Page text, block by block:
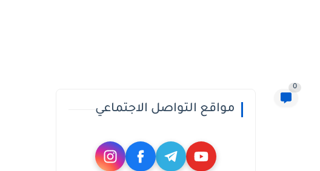
0
مواقع التواصل الاجتماعي